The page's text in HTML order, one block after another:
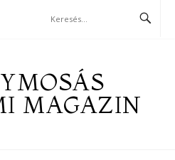
MAGAZIN